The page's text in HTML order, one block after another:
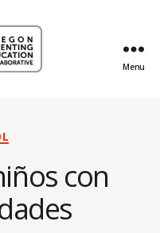
Menu
con
y
H
al
e